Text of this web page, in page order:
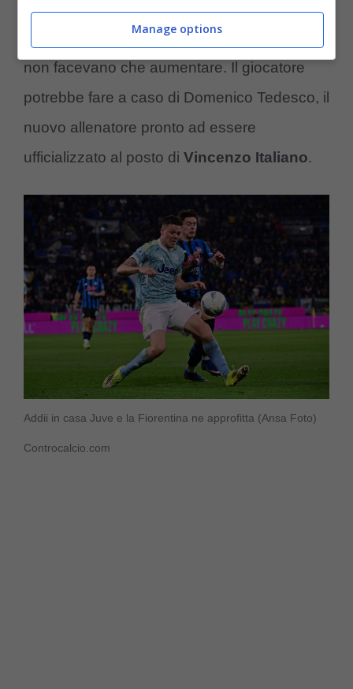
prestazioni non convincevano e le assenze
non facevano che aumentare. Il giocatore
potrebbe fare a caso di Domenico Tedesco, il
nuovo allenatore pronto ad essere
ufficializzato al posto di Vincenzo Italiano.
Addii in casa Juve e la Fiorentina ne approfitta (Ansa Foto)
Controcalcio.com
Manage options